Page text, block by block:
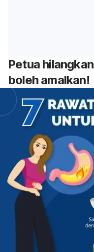
Petua hilangkan
boleh amalkan!